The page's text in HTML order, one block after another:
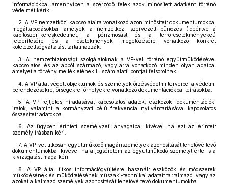
információkba, amennyiben a szerződő felek azok minősített adatként történő
védelmét kérik.
2. A VP nemzetközi kapcsolataira vonatkozó azon minősített dokumentumokba,
megállapodásokba, amelyek a nemzetközi szervezett bűnözés (ideértve a
kábítószer-kereskedelmet, a pénzmosást és a terrorcselekményeket)
felderítésére és a cselekmények megelőzésére vonatkozó konkrét
kötelezettségvállalást tartalmazzák.
3. A nemzetbiztonsági szolgálatoknak a VP-vel történő együttműködésével
kapcsolatos, és az abból származó, vagy arra vonatkozó minden olyan adatba,
amelyet a törvény mellékletének II. szám alatti pontjai felsorolnak.
4. A VP által védett objektumok és személyek őrzésvédelmi terveibe, a védelmi
berendezésekre, őrségekre, őrhelyekre vonatkozó dokumentációkba, leírásokba.
5. A VP rejtjeles híradásával kapcsolatos adatok, eszközök, dokumentációk,
iratok, valamint a kormányzati célú frekvencia nyilvántartásával kapcsolatos
összesített adatokba.
6. Az ügyben érintett személyzeti anyagaiba, kivéve, ha ezt az érintett
személy írásban kéri.
7. A VP-vel titkosan együttműködő magánszemélyek azonosítását lehetővé tevő
dokumentumokba, kivéve, ha a jogsérelem az együttműködő személyt érte, s a
kivizsgálást maga kéri.
8. A VP által titkos információgyűjtésre használt eszközök és módszerek
működésének és működtetésének műszaki-technikai adatait tartalmazó, vagy az
azokat alkalmazó személyek azonosítását lehetővé tevő dokumentumokba.